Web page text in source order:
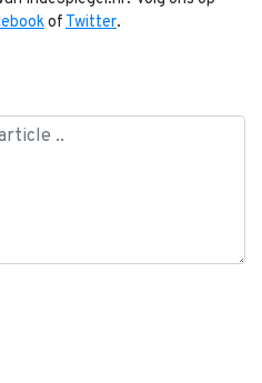
ofTwitter.